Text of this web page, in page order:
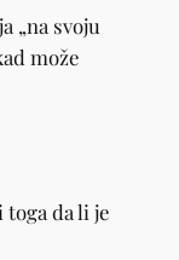
„na svoju
može
da li je